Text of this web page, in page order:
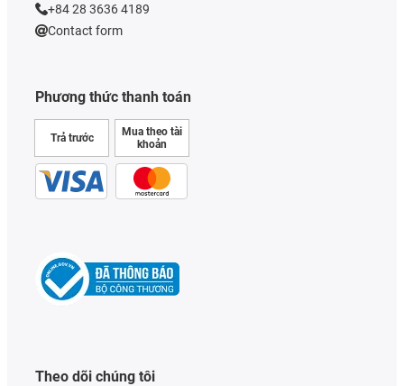
Phương thức thanh toán
Trả trước
Mua theo tài
khoản
+84 28 3636 4189
Contact form
Theo dõi chúng tôi